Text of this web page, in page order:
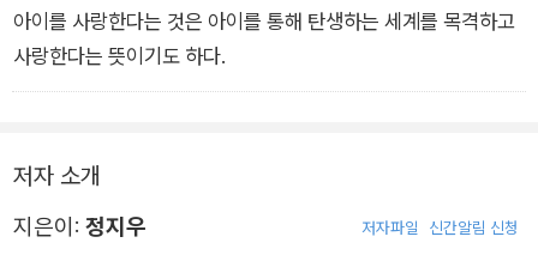
아이를 사랑한다는 것은 아이를 통해 탄생하는 세계를 목격하고
사랑한다는 뜻이기도 하다.
저자 소개
지은이: 정지우 저자파일 신간알림 신청